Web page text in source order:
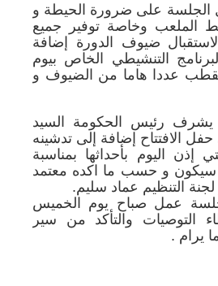
الجلسة على ضرورة الحيطة و
الملعب وخاصة توفير جميع
ضيوف الدورة إضافة
التنشيطي الخاص بيوم
عددا هاما من الضيوف و
رئيس الحكومة السيد
الافتتاح إضافة إلى تدشينه
إذن اليوم بأحداثها بمناسبة
سيكون و حسب ما اكده معتمد
التنظيم عماد سليم.
عمل صباح يوم الخميس
التوصيات والتأكد من سير
يرام .